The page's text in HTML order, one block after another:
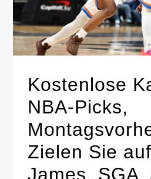
Kostenlose
NBA-Picks,
Zielen Sie
James, SGA,